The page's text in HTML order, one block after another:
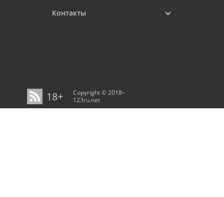
Контакты
18+
Copyright © 2018–
123ru.net